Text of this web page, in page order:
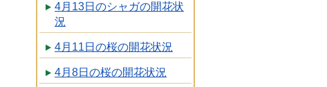
4月13日のシャガの開花状
況
4月11日の桜の開花状況
4月8日の桜の開花状況